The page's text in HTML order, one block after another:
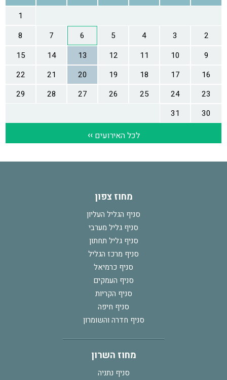
מחוז צפון
סניף הגליל העליון
סניף גליל מערבי
סניף גליל תחתון
סניף מרכז הגליל
סניף כרמיאל
סניף העמקים
סניף הקריות
סניף חיפה
סניף חדרה והשומרון
מחוז השרון
סניף נתניה